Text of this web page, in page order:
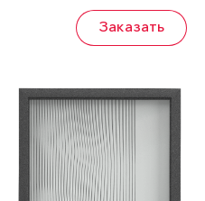
Заказать